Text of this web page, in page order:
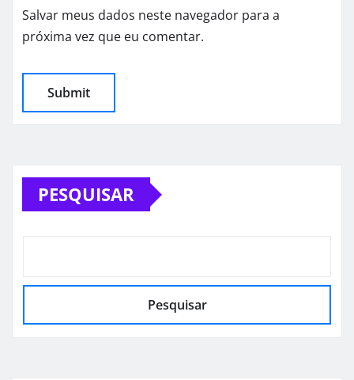
Salvar meus dados neste navegador para a
próxima vez que eu comentar.
PESQUISAR
Pesquisar